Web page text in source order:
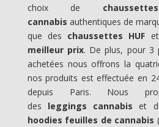
choix de
cannabis authentiques de
que des chaussettes HUF et
meilleur prix. De plus, pour 3
achetées nous offrons la
nos produits est effectuée en
depuis Paris. Nous
des leggings cannabis et
hoodies feuilles de cannabis